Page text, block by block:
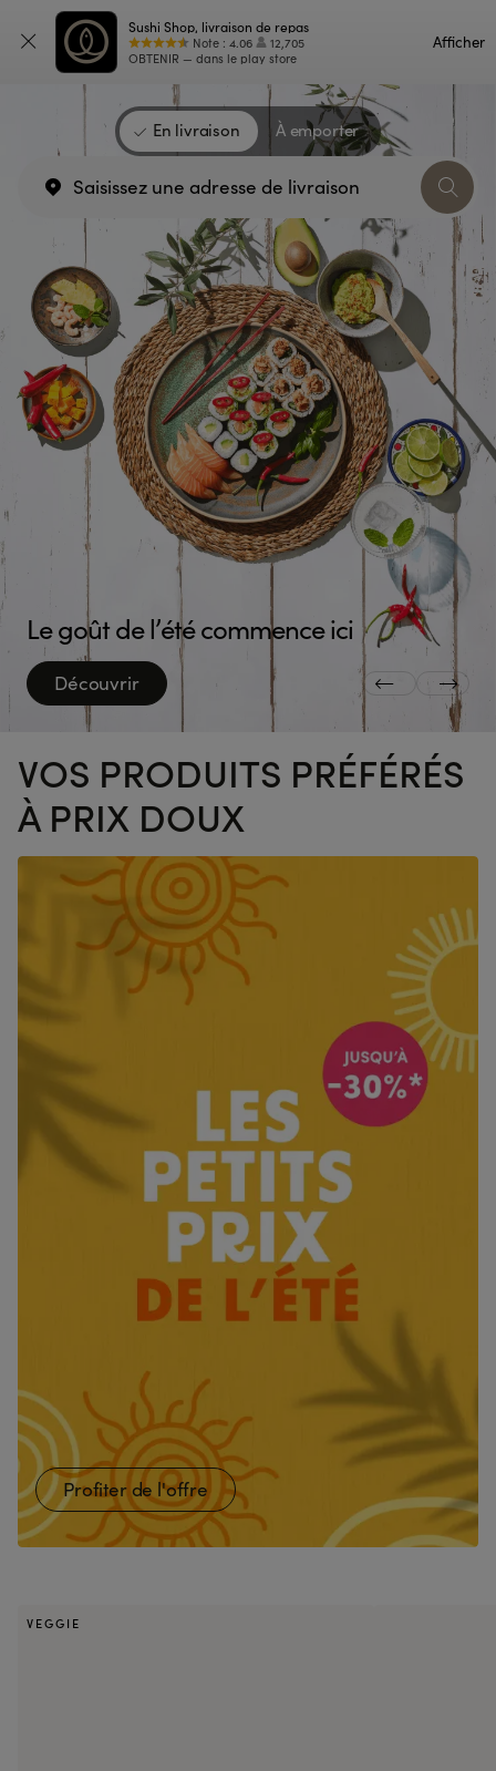
Sushi Shop, livraison de repas
Note : 4.06
12,705
OBTENIR — dans le play store
Afficher
Carte
Saisissez votre adresse
En livraison
À emporter
Le goût de l’été commence ici
Découvrir
VOS PRODUITS PRÉFÉRÉS
À PRIX DOUX
Profiter de l'offre
VEGGIE